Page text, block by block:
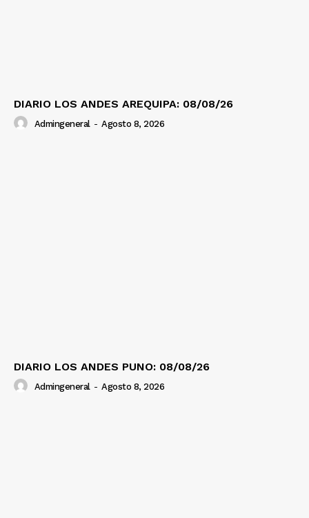
DIARIO LOS ANDES AREQUIPA: 08/08/26
Admingeneral - Agosto 8, 2026
DIARIO LOS ANDES PUNO: 08/08/26
Admingeneral - Agosto 8, 2026